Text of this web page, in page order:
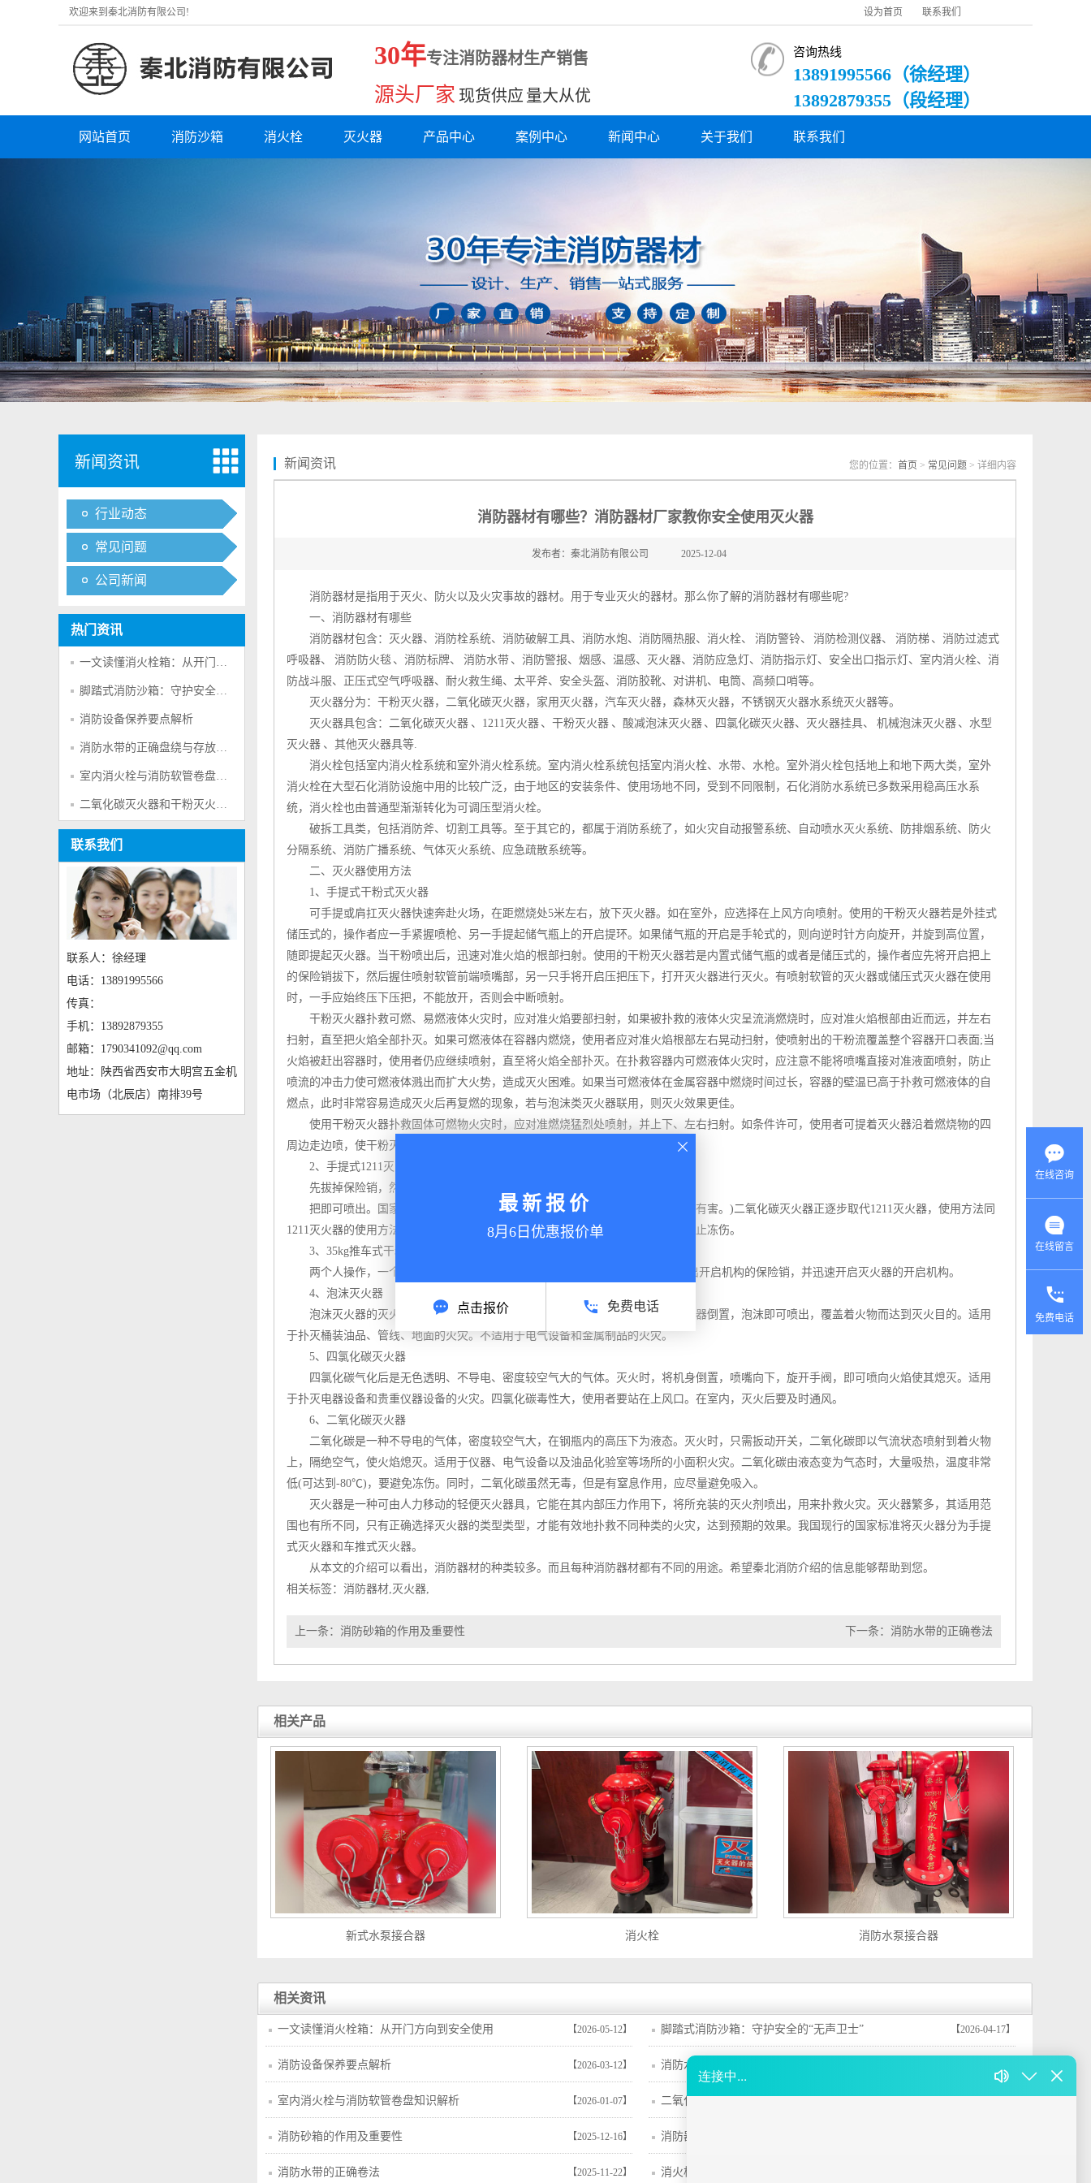
欢迎来到秦北消防有限公司! 设为首页 联系我们
30年专注消防器材生产销售
源头厂家 现货供应 量大从优
咨询热线
13891995566（徐经理）
13892879355（段经理）
网站首页 消防沙箱 消火栓 灭火器 产品中心 案例中心 新闻中心 关于我们 联系我们
新闻资讯
行业动态
常见问题
公司新闻
热门资讯
一文读懂消火栓箱：从开门方向到安全使用
脚踏式消防沙箱：守护安全的“无声卫士”
消防设备保养要点解析
消防水带的正确盘绕与存放方法
室内消火栓与消防软管卷盘知识解析
二氧化碳灭火器和干粉灭火器的区别？一文读懂对比分析
联系我们
联系人：徐经理
电话：13891995566
传真：
手机：13892879355
邮箱：1790341092@qq.com
地址：陕西省西安市大明宫五金机
电市场（北辰店）南排39号
新闻资讯 您的位置： 首页 > 常见问题 > 详细内容
消防器材有哪些？消防器材厂家教你安全使用灭火器
发布者：秦北消防有限公司 2025-12-04
消防器材是指用于灭火、防火以及火灾事故的器材。用于专业灭火的器材。那么你了解的消防器材有哪些呢?
一、 消防器材有哪些
消防器材包含： 灭火器、 消防栓系统、消防破解工具、消防水炮、消防隔热服、 消火栓、 消防警铃、 消防检测仪器、 消防梯 、消防过滤式
呼吸器、 消防防火毯 、消防标牌、 消防水带、消防警报、烟感、温感、 灭火器、消防应急灯、消防指示灯、安全出口指示灯、室内消火栓、消
防战斗服、正压式空气呼吸器、耐火救生绳、太平斧、安全头盔、消防胶靴、对讲机、电筒、高频口哨等。
灭火器分为：干粉灭火器， 二氧化碳灭火器，家用灭火器，汽车灭火器，森林灭火器，不锈钢灭火器水系统灭火器等。
灭火器具包含：二氧化碳灭火器 、1211灭火器 、干粉灭火器 、酸减泡沫灭火器、四氯化碳灭火器、灭火器挂具、 机械泡沫灭火器 、水型
灭火器 、其他灭火器具等.
消火栓包括室内消火栓系统和 室外消火栓系统。 室内消火栓系统包括室内消火栓、水带、水枪。 室外消火栓包括地上和地下两大类，室外
消火栓在大型石化消防设施中用的比较广泛，由于地区的安装条件、使用场地不同，受到不同限制，石化消防水系统已多数采用稳高压水系
统，消火栓也由普通型渐渐转化为可调压型消火栓。
破拆工具类，包括消防斧、切割工具等。至于其它的，都属于消防系统了，如火灾自动报警系统、自动喷水灭火系统、防排烟系统、防火
分隔系统、消防广播系统、气体灭火系统、应急疏散系统等。
二、
灭火器使用方法
1、 手提式干粉式灭火器
可手提或肩扛 灭火器快速奔赴火场，在距燃烧处5米左右，放下灭火器。如在室外，应选择在上风方向喷射。使用的干粉灭火器若是外挂式
储压式的，操作者应一手紧握喷枪、另一手提起储气瓶上的开启提环。如果储气瓶的开启是手轮式的，则向逆时针方向旋开，并旋到高位置，
随即提起灭火器。当干粉喷出后，迅速对准火焰的根部扫射。使用的干粉灭火器若是内置式储气瓶的或者是储压式的，操作者应先将开启把上
的保险销拔下，然后握住喷射软管前端喷嘴部，另一只手将开启压把压下，打开灭火器进行灭火。有喷射软管的灭火器或储压式灭火器在使用
时，一手应始终压下压把，不能放开，否则会中断喷射。
干粉灭火器扑救可燃、易燃液体火灾时，应对准火焰要部扫射，如果被扑救的液体火灾呈流淌燃烧时，应对准火焰根部由近而远，并左右
扫射，直至把火焰全部扑灭。如果可燃液体在容器内燃烧，使用者应对准火焰根部左右晃动扫射，使喷射出的干粉流覆盖整个容器开口表面;当
火焰被赶出容器时，使用者仍应继续喷射，直至将火焰全部扑灭。在扑救容器内可燃液体火灾时，应注意不能将喷嘴直接对准液面喷射，防止
喷流的冲击力使可燃液体溅出而扩大火势，造成灭火困难。如果当可燃液体在金属容器中燃烧时间过长，容器的壁温已高于扑救可燃液体的自
燃点，此时非常容易造成灭火后再复燃的现象，若与泡沫类灭火器联用，则灭火效果更佳。
使用干粉灭火器扑救固体可燃物火灾时，应对准燃烧猛烈处喷射，并上下、左右扫射。如条件许可，使用者可提着 灭火器沿着燃烧物的四
周边走边喷，使干粉灭火剂均匀地喷在燃烧物的表面，直至将火焰全部扑灭。
2、手提式1211灭火器
先拔掉保险销，然后一手开启压把，另一手握喇叭喷桶的手柄，紧握开启压
把即可喷出。国家逐步限制使用，主要是因为卤代烷对大气造成污染，对人体有害。)二氧化碳灭火器正逐步取代1211灭火器，使用方法同
1211灭火器的使用方法一样。但是在使用二氧化碳要注意手不要握喷管或碰嘴，防止冻伤。
3、35kg推车式干粉灭火器
两个人操作，一个人取下喷枪，并展开软管，然后用手扣住扳机;另一个人拔出开启机构的保险销，并迅速开启灭火器的开启机构。
4、泡沫灭火器
泡沫灭火器的灭火液由硫酸铝、碳酸氢钠和甘草精组成。灭火时，将泡沫灭火器倒置，泡沫即可喷出，覆盖着火物而达到灭火目的。适用
于扑灭桶装油品、管线、地面的火灾。不适用于电气设备和金属制品的火灾。
5、四氯化碳灭火器
四氯化碳气化后是无色透明、不导电、密度较空气大的气体。灭火时，将机身倒置，喷嘴向下，旋开手阀，即可喷向火焰使其熄灭。适用
于扑灭电器设备和贵重仪器设备的火灾。四氯化碳毒性大，使用者要站在上风口。在室内，灭火后要及时通风。
6、二氧化碳灭火器
二氧化碳是一种不导电的气体，密度较空气大，在钢瓶内的高压下为液态。灭火时，只需扳动开关，二氧化碳即以气流状态喷射到着火物
上，隔绝空气，使火焰熄灭。适用于仪器、电气设备以及油品化验室等场所的小面积火灾。二氧化碳由液态变为气态时，大量吸热，温度非常
低(可达到-80℃)，要避免冻伤。同时，二氧化碳虽然无毒，但是有窒息作用，应尽量避免吸入。
灭火器是一种可由人力移动的轻便灭火器具，它能在其内部压力作用下，将所充装的灭火剂喷出，用来扑救火灾。 灭火器繁多，其适用范
围也有所不同，只有正确选择灭火器的类型类型，才能有效地扑救不同种类的火灾，达到预期的效果。我国现行的国家标准将灭火器分为手提
式灭火器和车推式灭火器。
从本文的介绍可以看出， 消防器材的种类较多。而且每种消防器材都有不同的用途。希望秦北消防介绍的信息能够帮助到您。
相关标签： 消防器材, 灭火器,
上一条： 消防砂箱的作用及重要性 下一条： 消防水带的正确卷法
相关产品
新式水泵接合器 消火栓 消防水泵接合器
相关资讯
一文读懂消火栓箱：从开门方向到安全使用 【2026-05-12】 脚踏式消防沙箱：守护安全的“无声卫士” 【2026-04-17】
消防设备保养要点解析 【2026-03-12】 消防水带的正确盘绕与存放方法
室内消火栓与消防软管卷盘知识解析 【2026-01-07】 二氧化碳灭火器和干粉灭火器的区别？一文读懂对比分
析
消防砂箱的作用及重要性 【2025-12-16】 消防器材有哪些？消防器材厂家教你安全使用灭火器
消防水带的正确卷法 【2025-11-22】 消火栓安装规范要求：施工必知的精准安装要点
在线咨询
在线留言
免费电话
最新报价
8月6日优惠报价单
点击报价 免费电话